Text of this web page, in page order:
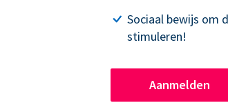
Sociaal bewijs om
stimuleren!
Aanmelden